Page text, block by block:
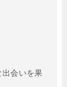
会いを果